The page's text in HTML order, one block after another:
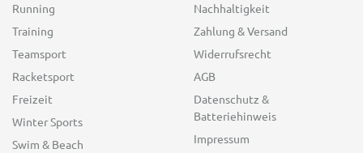
Running
Training
Teamsport
Racketsport
Freizeit
Winter Sports
Swim & Beach
Nachhaltigkeit
Zahlung & Versand
Widerrufsrecht
AGB
Datenschutz &
Batteriehinweis
Impressum